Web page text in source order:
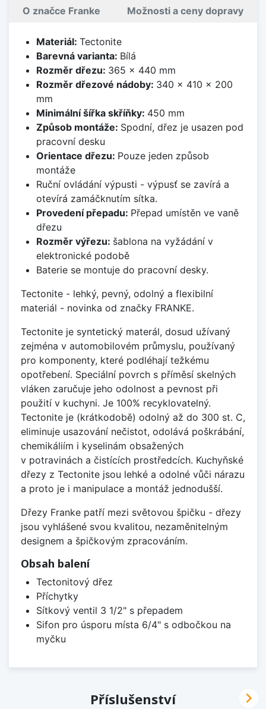
O značce Franke Možnosti a ceny dopravy
Materiál: Tectonite
Barevná varianta: Bílá
Rozměr dřezu: 365 x 440 mm
Rozměr dřezové nádoby: 340 x 410 x 200
mm
Minimální šířka skříňky: 450 mm
Způsob montáže: Spodní, dřez je usazen pod
pracovní desku
Orientace dřezu: Pouze jeden způsob
montáže
Ruční ovládání výpusti - výpusť se zavírá a
otevírá zamáčknutím sítka.
Provedení přepadu: Přepad umístěn ve vaně
dřezu
Rozměr výřezu: šablona na vyžádání v
elektronické podobě
Baterie se montuje do pracovní desky.
Tectonite - lehký, pevný, odolný a flexibilní
materiál - novinka od značky FRANKE.
Tectonite je syntetický materál, dosud užívaný
zejména v automobilovém průmyslu, používaný
pro komponenty, které podléhají težkému
opotřebení. Speciální povrch s příměsí skelných
vláken zaručuje jeho odolnost a pevnost při
použití v kuchyni. Je 100% recyklovatelný.
Tectonite je (krátkodobě) odolný až do 300 st. C,
eliminuje usazování nečistot, odolává poškrábání,
chemikáliím i kyselinám obsažených
v potravinách a čistících prostředcích. Kuchyňské
dřezy z Tectonite jsou lehké a odolné vůči nárazu
a proto je i manipulace a montáž jednodušší.
Dřezy Franke patří mezi světovou špičku - dřezy
jsou vyhlášené svou kvalitou, nezaměnitelným
designem a špičkovým zpracováním.
Obsah balení
Tectonitový dřez
Příchytky
Sítkový ventil 3 1/2" s přepadem
Sifon pro úsporu místa 6/4" s odbočkou na
myčku
Příslušenství 